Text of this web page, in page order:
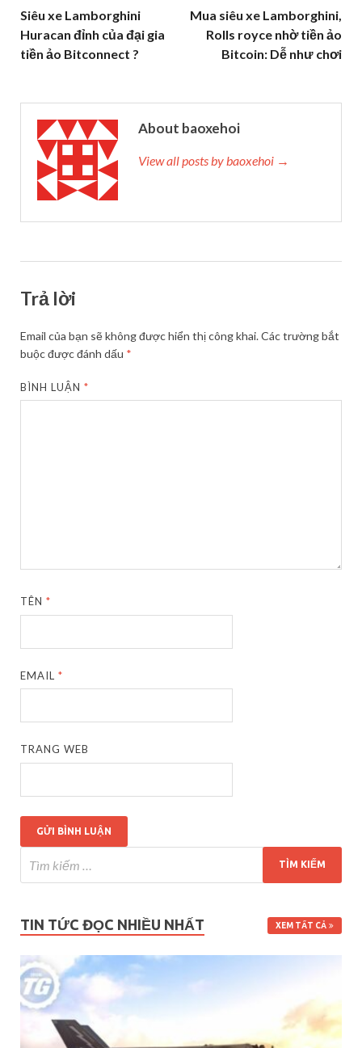
Siêu xe Lamborghini
Huracan đỉnh của đại gia
tiền ảo Bitconnect ?
Mua siêu xe Lamborghini,
Rolls royce nhờ tiền ảo
Bitcoin: Dễ như chơi
About baoxehoi
View all posts by baoxehoi →
Trả lời
Email của bạn sẽ không được hiển thị công khai.Các trường bắt
buộc được đánh dấu *
BÌNH LUẬN*
TÊN*
EMAIL*
TRANG WEB
TIN TỨC ĐỌC NHIỀU NHẤT XEM TẤT CẢ